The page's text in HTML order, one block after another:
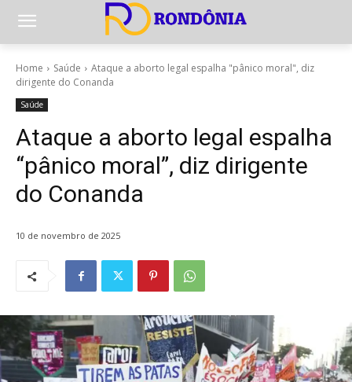
Home Saúde
Ataque a aborto legal espalha "pânico moral", diz
dirigente do Conanda
Saúde
Ataque a aborto legal espalha
“pânico moral”, diz dirigente
do Conanda
10 de novembro de 2025